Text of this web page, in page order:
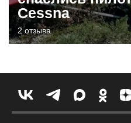
Cessna
2 отзыва